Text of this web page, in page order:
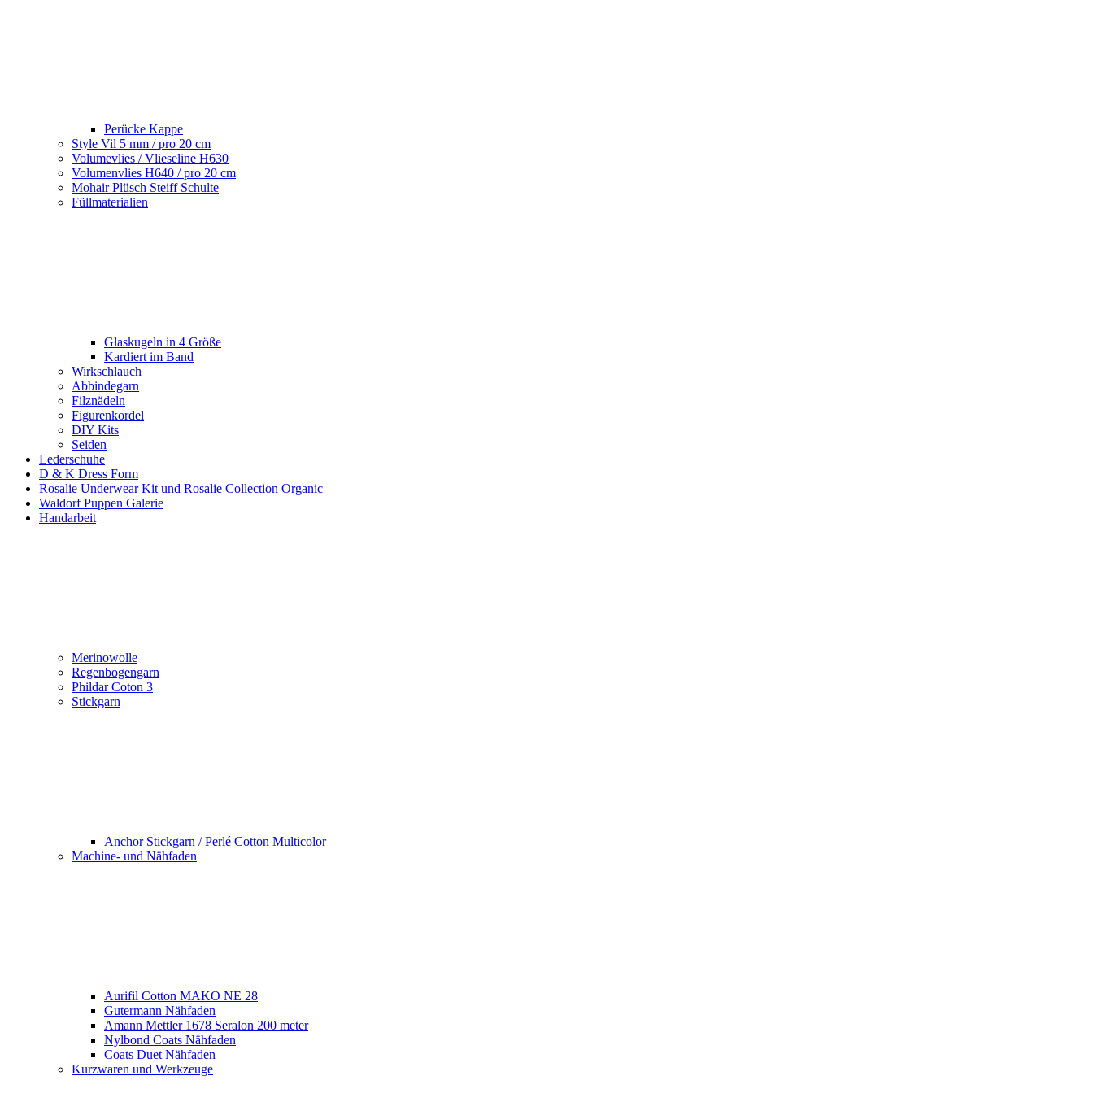
Perücke Kappe
Style Vil 5 mm / pro 20 cm
Volumevlies / Vlieseline H630
Volumenvlies H640 / pro 20 cm
Mohair Plüsch Steiff Schulte
Füllmaterialien
Glaskugeln in 4 Größe
Kardiert im Band
Wirkschlauch
Abbindegarn
Filznädeln
Figurenkordel
DIY Kits
Seiden
Lederschuhe
D & K Dress Form
Rosalie Underwear Kit und Rosalie Collection Organic
Waldorf Puppen Galerie
Handarbeit
Merinowolle
Regenbogengarn
Phildar Coton 3
Stickgarn
Anchor Stickgarn / Perlé Cotton Multicolor
Machine- und Nähfaden
Aurifil Cotton MAKO NE 28
Gutermann Nähfaden
Amann Mettler 1678 Seralon 200 meter
Nylbond Coats Nähfaden
Coats Duet Nähfaden
Kurzwaren und Werkzeuge